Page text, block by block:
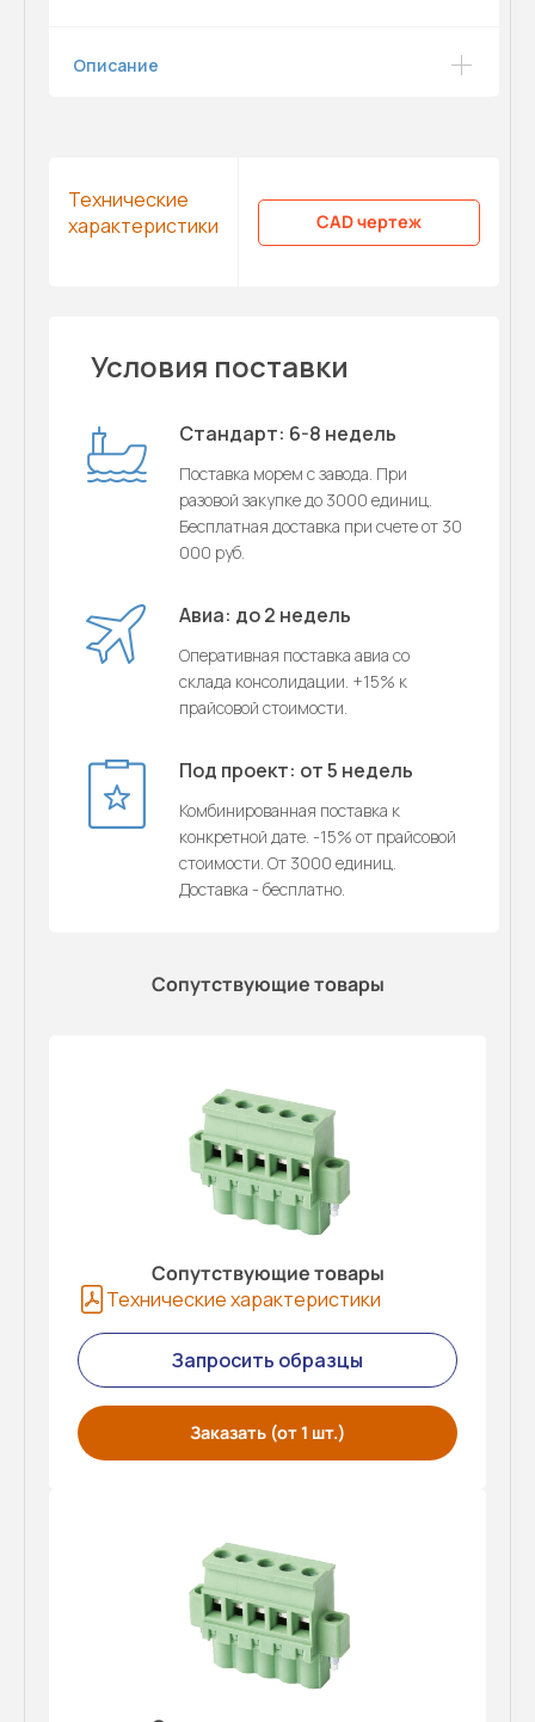
Описание
Технические
характеристики
CAD чертеж
Условия поставки
Стандарт: 6-8 недель
Поставка морем с завода. При
разовой закупке до 3000 единиц.
Бесплатная доставка при счете от 30
000 руб.
Авиа: до 2 недель
Оперативная поставка авиа со
склада консолидации. +15% к
прайсовой стоимости.
Под проект: от 5 недель
Комбинированная поставка к
конкретной дате. -15% от прайсовой
стоимости. От 3000 единиц.
Доставка - бесплатно.
Сопутствующие товары
Сопутствующие товары
Технические характеристики
Запросить образцы
Заказать (от 1 шт.)